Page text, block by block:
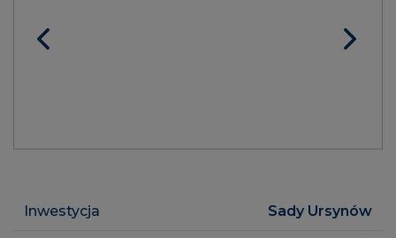
Inwestycja Sady Ursynów